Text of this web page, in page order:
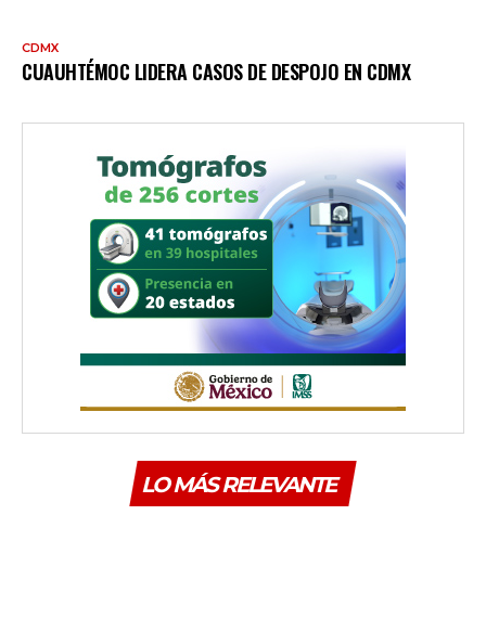
CDMX
CUAUHTÉMOC LIDERA CASOS DE DESPOJO EN CDMX
LO MÁS RELEVANTE